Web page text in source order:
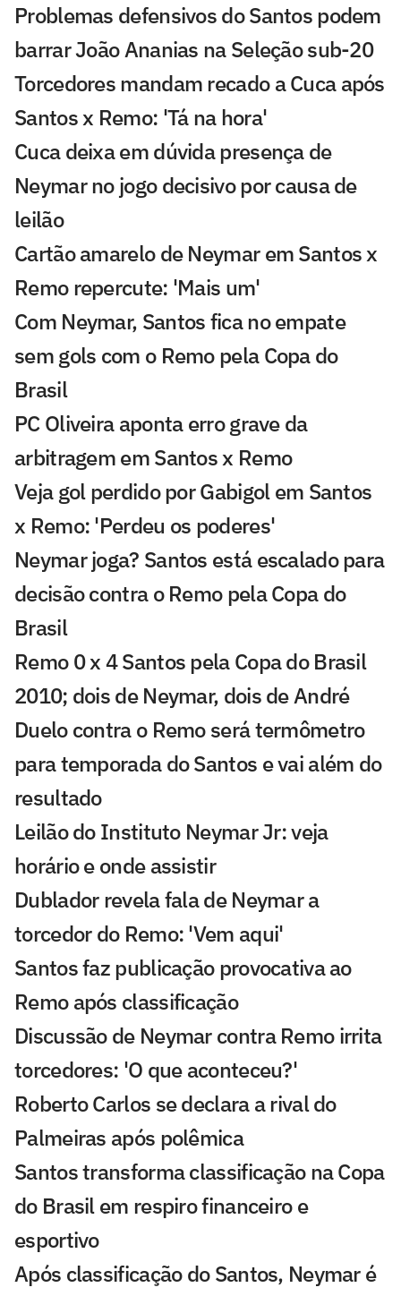
Problemas defensivos do Santos podem
barrar João Ananias na Seleção sub-20
Torcedores mandam recado a Cuca após
Santos x Remo: 'Tá na hora'
Cuca deixa em dúvida presença de
Neymar no jogo decisivo por causa de
leilão
Cartão amarelo de Neymar em Santos x
Remo repercute: 'Mais um'
Com Neymar, Santos fica no empate
sem gols com o Remo pela Copa do
Brasil
PC Oliveira aponta erro grave da
arbitragem em Santos x Remo
Veja gol perdido por Gabigol em Santos
x Remo: 'Perdeu os poderes'
Neymar joga? Santos está escalado para
decisão contra o Remo pela Copa do
Brasil
Remo 0 x 4 Santos pela Copa do Brasil
2010; dois de Neymar, dois de André
Duelo contra o Remo será termômetro
para temporada do Santos e vai além do
resultado
Leilão do Instituto Neymar Jr: veja
horário e onde assistir
Dublador revela fala de Neymar a
torcedor do Remo: 'Vem aqui'
Santos faz publicação provocativa ao
Remo após classificação
Discussão de Neymar contra Remo irrita
torcedores: 'O que aconteceu?'
Roberto Carlos se declara a rival do
Palmeiras após polêmica
Santos transforma classificação na Copa
do Brasil em respiro financeiro e
esportivo
Após classificação do Santos, Neymar é